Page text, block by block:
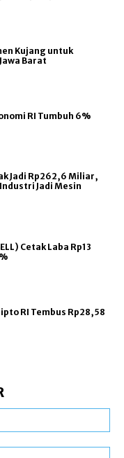
Kujang untuk
Barat
RI Tumbuh 6%
Jadi Rp262,6 Miliar,
Jadi Mesin
Cetak Laba Rp13
RI Tembus Rp28,58